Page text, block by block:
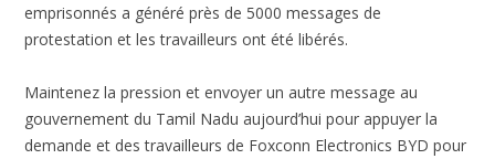
emprisonnés a généré près de 5000 messages de
protestation et les travailleurs ont été libérés.
Maintenez la pression et envoyer un autre message au
gouvernement du Tamil Nadu aujourd’hui pour appuyer la
demande et des travailleurs de Foxconn Electronics BYD pour